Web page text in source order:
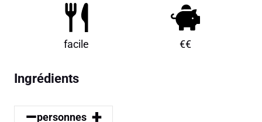
facile €€
Ingrédients
–personnes +